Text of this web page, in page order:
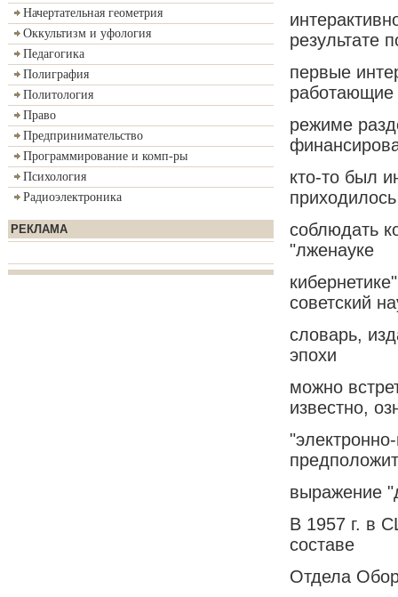
Начертательная геометрия
Оккультизм и уфология
Педагогика
Полиграфия
Политология
Право
Предпринимательство
Программирование и комп-ры
Психология
Радиоэлектроника
РЕКЛАМА
результате
первые
работающие
режиме
кто-то был
приходилось
соблюдать
"лженауке
советский
словарь,
эпохи
можно
известно,
выражение
В 1957 г. в
составе
Отдела